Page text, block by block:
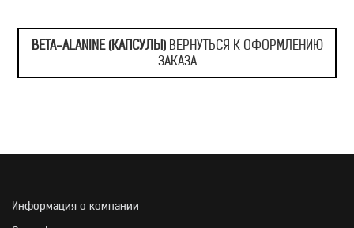
Бета-аланин
Энергетическая ценность
BETA-ALANINE (КАПСУЛЫ)ВЕРНУТЬСЯ К ОФОРМЛЕНИЮ
ЗАКАЗА
Информация о компании